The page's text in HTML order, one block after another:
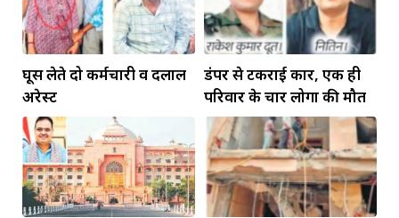
घूस लेते दो कर्मचारी व दलाल
अरेस्ट
डंपर से टकराई कार, एक ही
परिवार के चार लोगों की मौत